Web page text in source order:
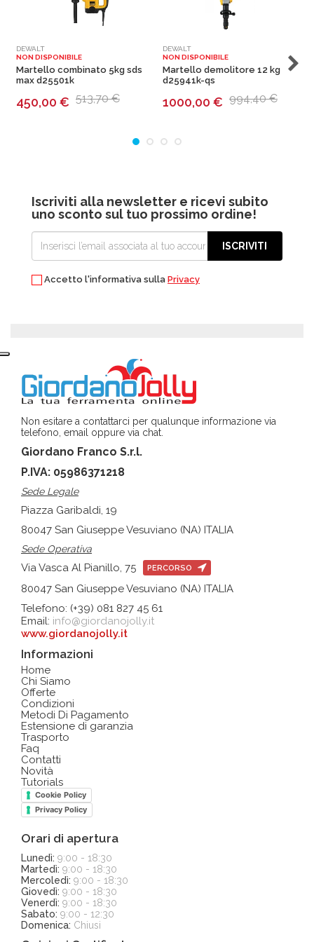
DEWALT
NON DISPONIBILE
Martello combinato 5kg sds
max d25501k
450,00 € 513,70 €
DEWALT
NON DISPONIBILE
Martello demolitore 12 kg
d25941k-qs
1000,00 € 994,40 €
Iscriviti alla newsletter e ricevi subito
uno sconto sul tuo prossimo ordine!
ISCRIVITI
Accetto l'informativa sulla Privacy
Non esitare a contattarci per qualunque informazione via
telefono, email oppure via chat.
Giordano Franco S.r.l.
P.IVA: 05986371218
Sede Legale
Piazza Garibaldi, 19
80047 San Giuseppe Vesuviano (NA) ITALIA
Sede Operativa
Via Vasca Al Pianillo, 75 PERCORSO
80047 San Giuseppe Vesuviano (NA) ITALIA
Telefono: (+39) 081 827 45 61
Email: info@giordanojolly.it
www.giordanojolly.it
Informazioni
Home
Chi Siamo
Offerte
Condizioni
Metodi Di Pagamento
Estensione di garanzia
Trasporto
Faq
Contatti
Novità
Tutorials
Cookie Policy
Privacy Policy
Orari di apertura
Lunedì: 9:00 - 18:30
Martedì: 9:00 - 18:30
Mercoledì: 9:00 - 18:30
Giovedì: 9:00 - 18:30
Venerdì: 9:00 - 18:30
Sabato: 9:00 - 12:30
Domenica: Chiusi